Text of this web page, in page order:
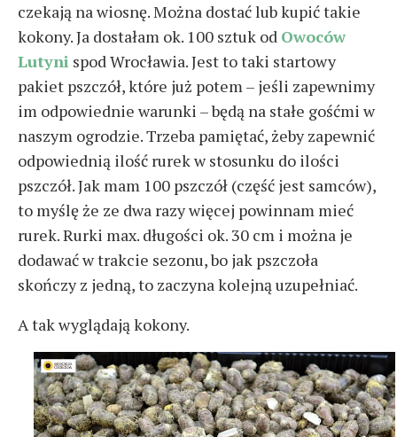
czekają na wiosnę. Można dostać lub kupić takie
kokony. Ja dostałam ok. 100 sztuk od Owoców
Lutyni spod Wrocławia. Jest to taki startowy
pakiet pszczół, które już potem – jeśli zapewnimy
im odpowiednie warunki – będą na stałe gośćmi w
naszym ogrodzie. Trzeba pamiętać, żeby zapewnić
odpowiednią ilość rurek w stosunku do ilości
pszczół. Jak mam 100 pszczół (część jest samców),
to myślę że ze dwa razy więcej powinnam mieć
rurek. Rurki max. długości ok. 30 cm i można je
dodawać w trakcie sezonu, bo jak pszczoła
skończy z jedną, to zaczyna kolejną uzupełniać.
A tak wyglądają kokony.